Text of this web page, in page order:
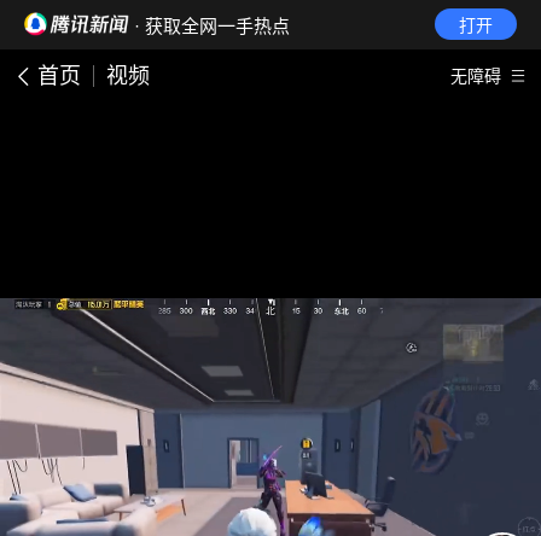
· 获取全网一手热点 打开
首页 视频 无障碍